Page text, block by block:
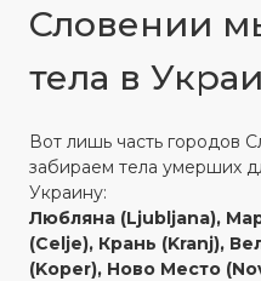
Словении
тела в
Вот лишь часть городов
забираем тела умерших
Украину:
Любляна (Ljubljana),
(Celje), Крань (Kranj),
(Koper), Ново Место